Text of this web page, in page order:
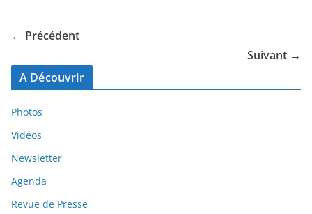
← Précédent
Suivant →
A Découvrir
Photos
Vidéos
Newsletter
Agenda
Revue de Presse